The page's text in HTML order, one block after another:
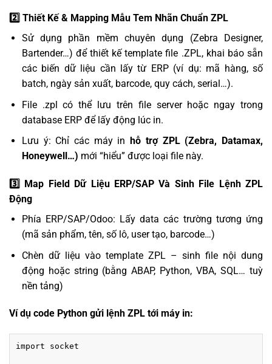
2️⃣ Thiết Kế & Mapping Mẫu Tem Nhãn Chuẩn ZPL
Sử dụng phần mềm chuyên dụng (Zebra Designer,
Bartender…) để thiết kế template file .ZPL, khai báo sẵn
các biến dữ liệu cần lấy từ ERP (ví dụ: mã hàng, số
batch, ngày sản xuất, barcode, quy cách, serial…).
File .zpl có thể lưu trên file server hoặc ngay trong
database ERP để lấy động lúc in.
Lưu ý: Chỉ các máy in
hỗ trợ ZPL (Zebra, Datamax,
Honeywell…) mới “hiểu” được loại file này.
3️⃣ Map Field Dữ Liệu ERP/SAP Và Sinh File Lệnh ZPL
Động
Phía ERP/SAP/Odoo: Lấy data các trường tương ứng
(mã sản phẩm, tên, số lô, user tạo, barcode…)
Chèn dữ liệu vào template ZPL – sinh file nội dung
động hoặc string (bằng ABAP, Python, VBA, SQL… tuỳ
nền tảng)
Ví dụ code Python gửi lệnh ZPL tới máy in:
import socket